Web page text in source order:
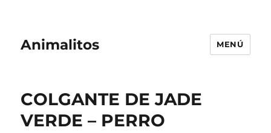
Animalitos MENÚ
COLGANTE DE JADE
VERDE – PERRO